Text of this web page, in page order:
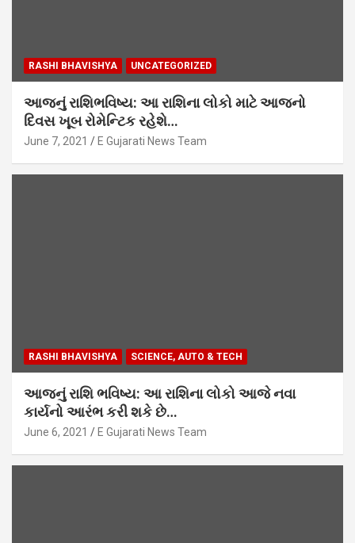
RASHI BHAVISHYA UNCATEGORIZED
આજનું રાશિભવિષ્ય: આ રાશિના લોકો માટે આજનો
દિવસ ખૂબ રોમેન્ટિક રહેશે…
June 7, 2021 E Gujarati News Team
RASHI BHAVISHYA SCIENCE, AUTO & TECH
આજનું રાશિ ભવિષ્ય: આ રાશિના લોકો આજે નવા
કાર્યનો આરંભ કરી શકે છે…
June 6, 2021 E Gujarati News Team